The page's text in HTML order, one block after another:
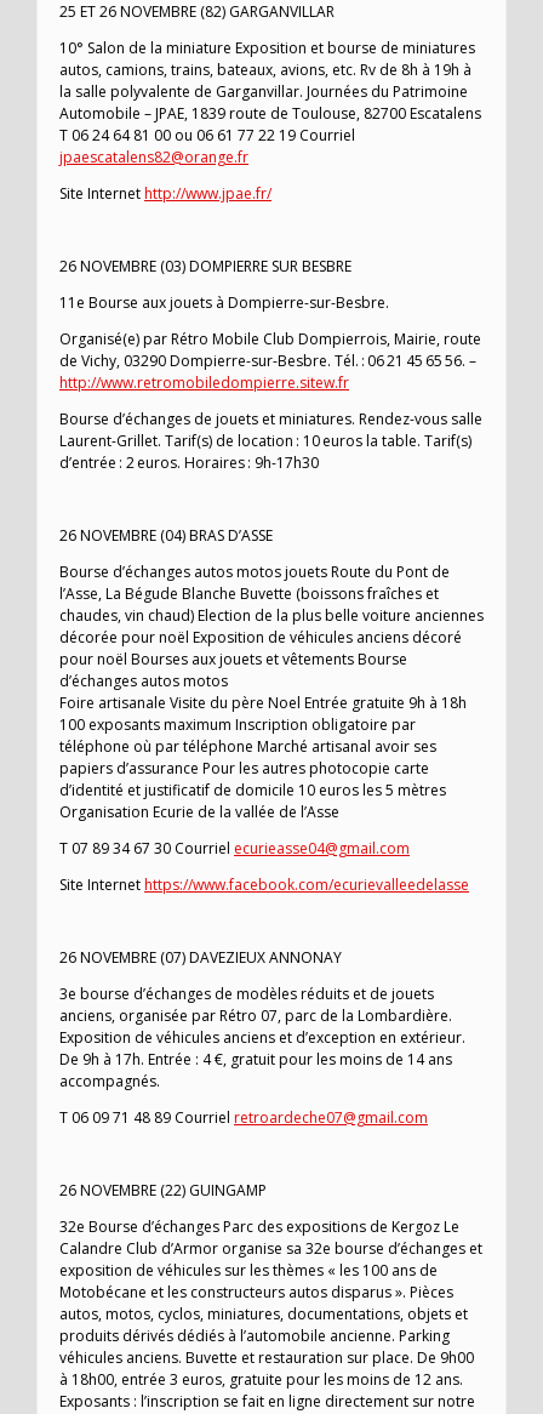
25 ET 26 NOVEMBRE (82) GARGANVILLAR
10° Salon de la miniature Exposition et bourse de miniatures
autos, camions, trains, bateaux, avions, etc. Rv de 8h à 19h à
la salle polyvalente de Garganvillar. Journées du Patrimoine
Automobile – JPAE, 1839 route de Toulouse, 82700 Escatalens
T 06 24 64 81 00 ou 06 61 77 22 19 Courriel
jpaescatalens82@orange.fr
Site Internethttp://www.jpae.fr/
26 NOVEMBRE (03) DOMPIERRE SUR BESBRE
11e Bourse aux jouets à Dompierre-sur-Besbre.
Organisé(e) par Rétro Mobile Club Dompierrois, Mairie, route
de Vichy, 03290 Dompierre-sur-Besbre. Tél. : 06 21 45 65 56. –
http://www.retromobiledompierre.sitew.fr
Bourse d’échanges de jouets et miniatures. Rendez-vous salle
Laurent-Grillet. Tarif(s) de location : 10 euros la table. Tarif(s)
d’entrée : 2 euros. Horaires : 9h-17h30
26 NOVEMBRE (04) BRAS D’ASSE
Bourse d’échanges autos motos jouets Route du Pont de
l’Asse, La Bégude Blanche Buvette (boissons fraîches et
chaudes, vin chaud) Election de la plus belle voiture anciennes
décorée pour noël Exposition de véhicules anciens décoré
pour noël Bourses aux jouets et vêtements Bourse
d’échanges autos motos
Foire artisanale Visite du père Noel Entrée gratuite 9h à 18h
100 exposants maximum Inscription obligatoire par
téléphone où par téléphone Marché artisanal avoir ses
papiers d’assurance Pour les autres photocopie carte
d’identité et justificatif de domicile 10 euros les 5 mètres
Organisation Ecurie de la vallée de l’Asse
T 07 89 34 67 30 Courriel ecurieasse04@gmail.com
Site Internethttps://www.facebook.com/ecurievalleedelasse
26 NOVEMBRE (07) DAVEZIEUX ANNONAY
3e bourse d’échanges de modèles réduits et de jouets
anciens, organisée par Rétro 07, parc de la Lombardière.
Exposition de véhicules anciens et d’exception en extérieur.
De 9h à 17h. Entrée : 4 €, gratuit pour les moins de 14 ans
accompagnés.
T 06 09 71 48 89 Courriel retroardeche07@gmail.com
26 NOVEMBRE (22) GUINGAMP
32e Bourse d’échanges Parc des expositions de Kergoz Le
Calandre Club d’Armor organise sa 32e bourse d’échanges et
exposition de véhicules sur les thèmes « les 100 ans de
Motobécane et les constructeurs autos disparus ». Pièces
autos, motos, cyclos, miniatures, documentations, objets et
produits dérivés dédiés à l’automobile ancienne. Parking
véhicules anciens. Buvette et restauration sur place. De 9h00
à 18h00, entrée 3 euros, gratuite pour les moins de 12 ans.
Exposants : l’inscription se fait en ligne directement sur notre